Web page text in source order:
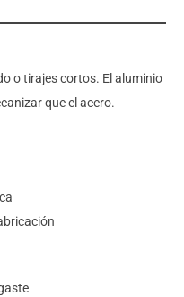
o tirajes cortos. El aluminio
que el acero.